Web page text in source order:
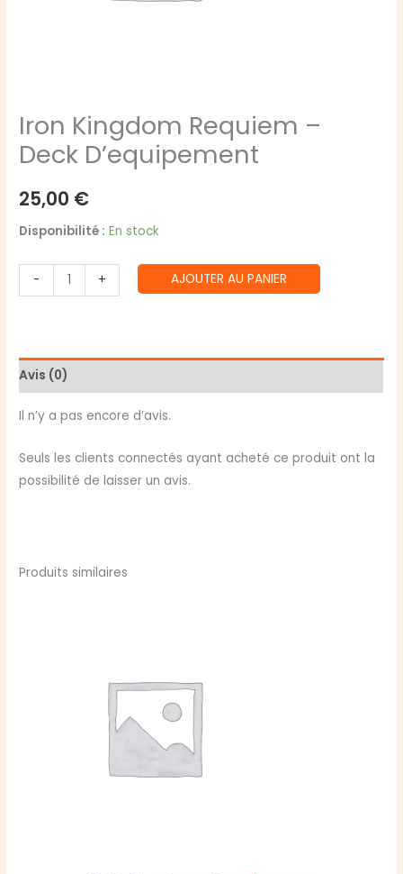
Iron Kingdom Requiem –
Deck D’equipement
25,00 €
Disponibilité : En stock
-
quantité
de
Requiem
Deck
+ AJOUTER AU PANIER
Avis (0)
Il n’y a pas encore d’avis.
Seuls les clients connectés ayant acheté ce produit ont la
possibilité de laisser un avis.
Produits similaires